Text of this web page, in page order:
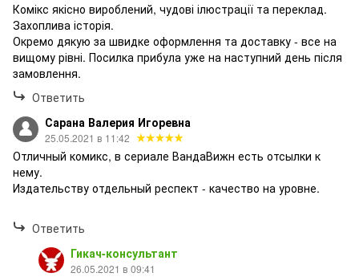
Комікс якісно вироблений, чудові ілюстрації та переклад.
Захоплива історія.
Окремо дякую за швидке оформлення та доставку - все на
вищому рівні. Посилка прибула уже на наступний день після
замовлення.
Ответить
Сарана Валерия Игоревна
25.05.2021 в 11:42
Отличный комикс, в сериале ВандаВижн есть отсылки к
нему.
Издательству отдельный респект - качество на уровне.
Ответить
Гикач-консультант
26.05.2021 в 09:41